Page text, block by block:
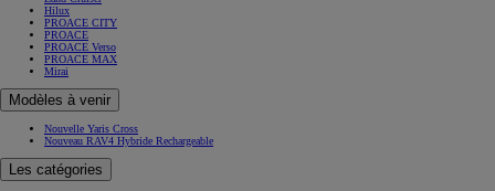
Hilux
PROACE CITY
PROACE
PROACE Verso
PROACE MAX
Mirai
Modèles à venir
Nouvelle Yaris Cross
Nouveau RAV4 Hybride Rechargeable
Les catégories